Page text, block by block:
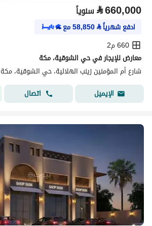
⃁660,000 سنوياً
ادفع شهرياً⃁
58,850مع
660 م2
معارض للإيجار في حي الشوقية، مكة
شارع أم المؤمنين زينب الهلالية، حي الشوقية، مكة
الإيميل
اتصال